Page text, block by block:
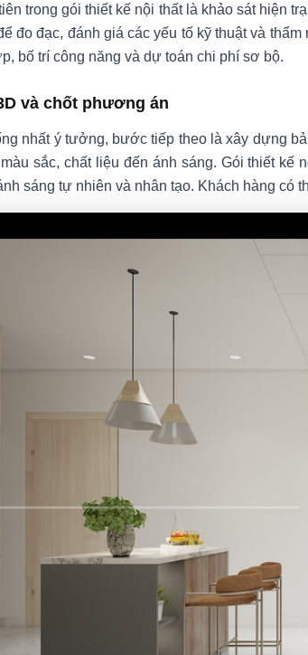
trong gói thiết kế nội thất là khảo sát hiện
đo đạc, đánh giá các yếu tố kỹ thuật và
bố trí công năng và dự toán chi phí sơ bộ.
và chốt phương án
nhất ý tưởng, bước tiếp theo là xây dựng
sắc, chất liệu đến ánh sáng. Gói thiết
sáng tự nhiên và nhân tạo. Khách hàng có